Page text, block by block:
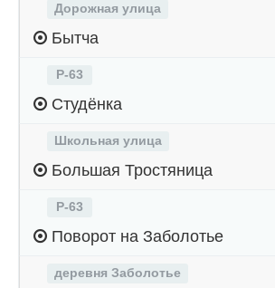
Дорожная улица
Бытча
Р-63
Студёнка
Школьная улица
Большая Тростяница
Р-63
Поворот на Заболотье
деревня Заболотье